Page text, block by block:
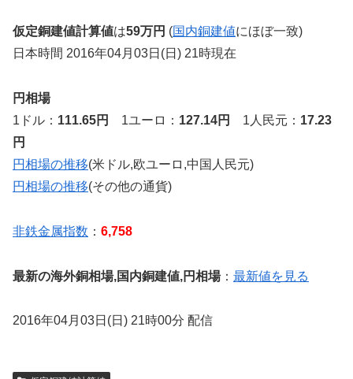
仮定銅建値計算値は59万円 (国内銅建値にほぼ一致)
日本時間 2016年04月03日(日) 21時現在
円相場
1ドル： 111.65円 1ユーロ： 127.14円 1人民元： 17.23
円
円相場の推移(米ドル,欧ユーロ,中国人民元)
円相場の推移(その他の通貨)
非鉄金属指数 ： 6,758
最新の海外銅相場,国内銅建値,円相場： 最新値を見る
2016年04月03日(日) 21時00分 配信